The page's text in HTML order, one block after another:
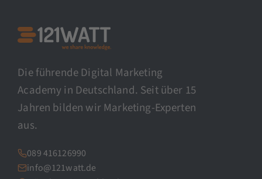
Die führende Digital Marketing
Academy in Deutschland. Seit über 15
Jahren bilden wir Marketing-Experten
aus.
089 416126990
info@121watt.de